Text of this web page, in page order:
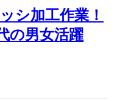
シ加工作業！
の男女活躍